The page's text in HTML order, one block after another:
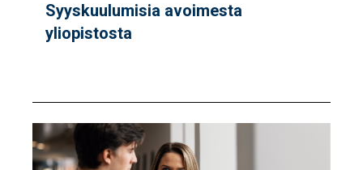
Syyskuulumisia avoimesta
yliopistosta